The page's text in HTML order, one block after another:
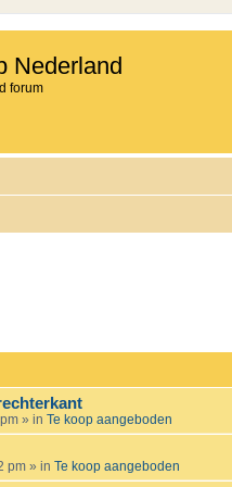
Nederland
forum
» in Te koop aangeboden
pm » in Te koop aangeboden